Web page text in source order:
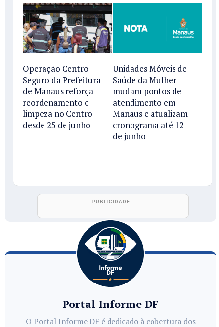
Operação Centro
Seguro da Prefeitura
de Manaus reforça
reordenamento e
limpeza no Centro
desde 25 de junho
Unidades Móveis de
Saúde da Mulher
mudam pontos de
atendimento em
Manaus e atualizam
cronograma até 12
de junho
Portal Informe DF
O Portal Informe DF é dedicado à cobertura dos